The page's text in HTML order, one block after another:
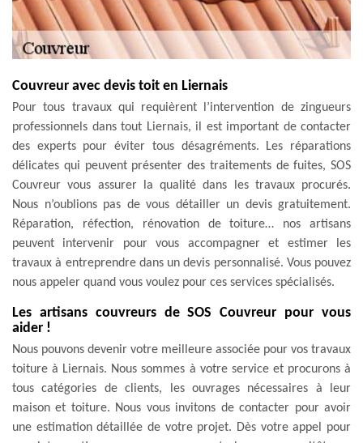
Couvreur avec devis toit en Liernais
Pour tous travaux qui requièrent l’intervention de zingueurs
professionnels dans tout Liernais, il est important de contacter
des experts pour éviter tous désagréments. Les réparations
délicates qui peuvent présenter des traitements de fuites, SOS
Couvreur vous assurer la qualité dans les travaux procurés.
Nous n’oublions pas de vous détailler un devis gratuitement.
Réparation, réfection, rénovation de toiture… nos artisans
peuvent intervenir pour vous accompagner et estimer les
travaux à entreprendre dans un devis personnalisé. Vous pouvez
nous appeler quand vous voulez pour ces services spécialisés.
Les artisans couvreurs de SOS Couvreur pour vous
aider !
Nous pouvons devenir votre meilleure associée pour vos travaux
toiture à Liernais. Nous sommes à votre service et procurons à
tous catégories de clients, les ouvrages nécessaires à leur
maison et toiture. Nous vous invitons de contacter pour avoir
une estimation détaillée de votre projet. Dès votre appel pour